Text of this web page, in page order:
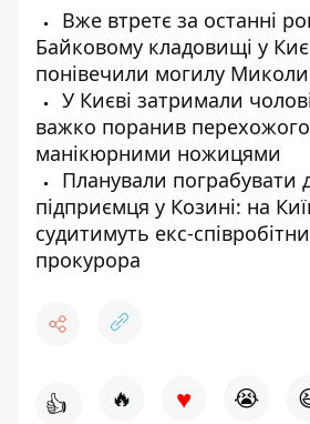
Вже втретє за останні
Байковому кладовищі у
понівечили могилу
У Києві затримали
важко поранив
манікюрними ножицями
Планували пограбувати
підприємця у Козині: на
судитимуть екс-
прокурора
👍 🔥 ♥ 😭